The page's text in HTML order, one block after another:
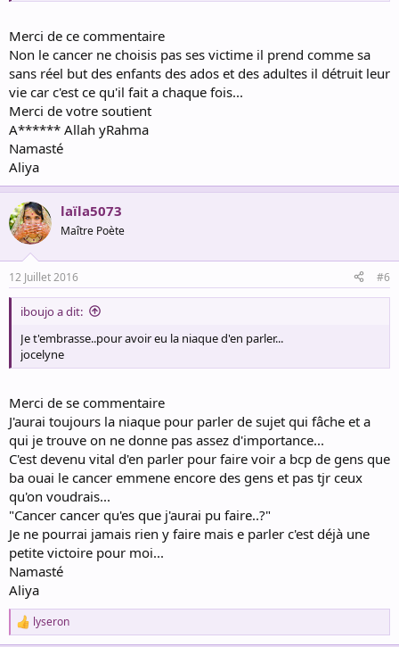
Des fleurs pour votre amie ...Que son âme soit en paix.
Merci de ce commentaire
Non le cancer ne choisis pas ses victime il prend comme sa
sans réel but des enfants des ados et des adultes il détruit leur
vie car c'est ce qu'il fait a chaque fois...
Merci de votre soutient
A****** Allah yRahma
Namasté
Aliya
laïla5073
Maître Poète
12 Juillet 2016 #6
iboujo a dit:
Je t'embrasse..pour avoir eu la niaque d'en parler...
jocelyne
Merci de se commentaire
J'aurai toujours la niaque pour parler de sujet qui fâche et a
qui je trouve on ne donne pas assez d'importance...
C'est devenu vital d'en parler pour faire voir a bcp de gens que
ba ouai le cancer emmene encore des gens et pas tjr ceux
qu'on voudrais...
"Cancer cancer qu'es que j'aurai pu faire..?"
Je ne pourrai jamais rien y faire mais e parler c'est déjà une
petite victoire pour moi...
Namasté
Aliya
R
e
lyseron